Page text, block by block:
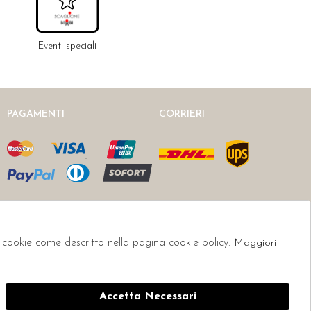
Eventi speciali
PAGAMENTI CORRIERI
come descritto nella pagina cookie policy. Maggiori
Accetta Necessari